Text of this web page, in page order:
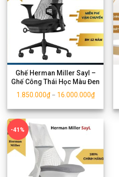
Ghế Herman Miller Sayl –
Ghế Công Thái Học Màu Đen
1.850.000₫– 16.000.000₫
-41%